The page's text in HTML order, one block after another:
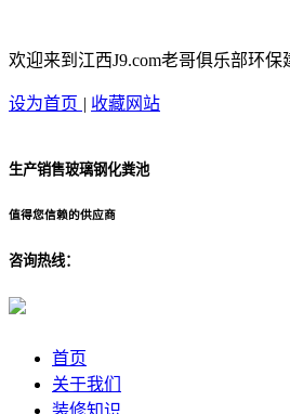
欢迎来到江西J9.com老哥俱乐部环
设为首页 | 收藏网站
生产销售玻璃钢化粪池
值得您信赖的供应商
咨询热线：
首页
关于我们
装修知识